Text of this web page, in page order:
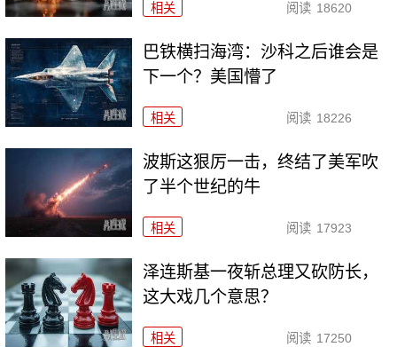
相关 阅读 18620
巴铁横扫海湾：沙科之后谁会是
下一个？美国懵了
相关 阅读 18226
波斯这狠厉一击，终结了美军吹
了半个世纪的牛
相关 阅读 17923
泽连斯基一夜斩总理又砍防长，
这大戏几个意思？
相关 阅读 17250